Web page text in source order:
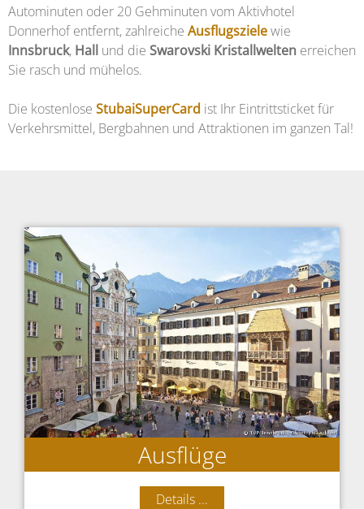
Autominuten oder 20 Gehminuten vom Aktivhotel
Donnerhof entfernt, zahlreiche Ausflugszielewie
Innsbruck, Hall und die Swarovski Kristallwelten erreichen
Sie rasch und mühelos.
Die kostenlose StubaiSuperCard ist Ihr Eintrittsticket für
Verkehrsmittel, Bergbahnen und Attraktionen im ganzen Tal!
Ausflüge
Details ...